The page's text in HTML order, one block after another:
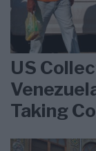
US
Taking